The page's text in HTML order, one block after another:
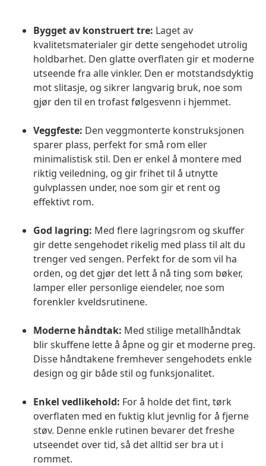
Bygget av konstruert tre: Laget av
kvalitetsmaterialer gir dette sengehodet utrolig
holdbarhet. Den glatte overflaten gir et moderne
utseende fra alle vinkler. Den er motstandsdyktig
mot slitasje, og sikrer langvarig bruk, noe som
gjør den til en trofast følgesvenn i hjemmet.
Veggfeste: Den veggmonterte konstruksjonen
sparer plass, perfekt for små rom eller
minimalistisk stil. Den er enkel å montere med
riktig veiledning, og gir frihet til å utnytte
gulvplassen under, noe som gir et rent og
effektivt rom.
God lagring: Med flere lagringsrom og skuffer
gir dette sengehodet rikelig med plass til alt du
trenger ved sengen. Perfekt for de som vil ha
orden, og det gjør det lett å nå ting som bøker,
lamper eller personlige eiendeler, noe som
forenkler kveldsrutinene.
Moderne håndtak: Med stilige metallhåndtak
blir skuffene lette å åpne og gir et moderne preg.
Disse håndtakene fremhever sengehodets enkle
design og gir både stil og funksjonalitet.
Enkel vedlikehold: For å holde det fint, tørk
overflaten med en fuktig klut jevnlig for å fjerne
støv. Denne enkle rutinen bevarer det freshe
utseendet over tid, så det alltid ser bra ut i
rommet.